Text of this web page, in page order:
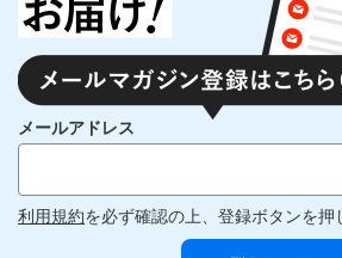
メールアドレス
利用規約を必ず確認の上、登録ボタンを押